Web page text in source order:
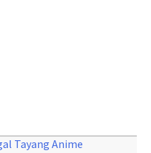
Tayang Anime